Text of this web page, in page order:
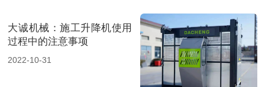
大诚机械：施工升降机使用
过程中的注意事项
2022-10-31